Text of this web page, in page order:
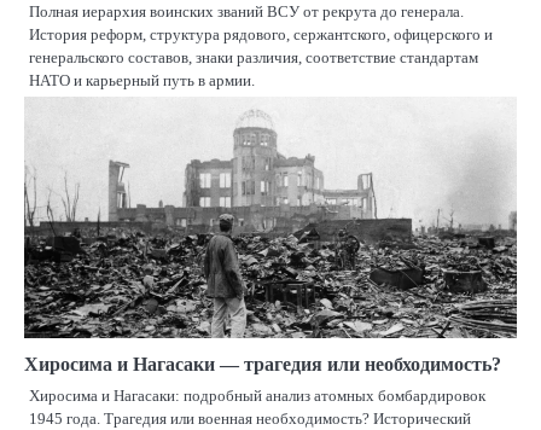
Полная иерархия воинских званий ВСУ от рекрута до генерала.
История реформ, структура рядового, сержантского, офицерского и
генеральского составов, знаки различия, соответствие стандартам
НАТО и карьерный путь в армии.
Хиросима и Нагасаки — трагедия или необходимость?
Хиросима и Нагасаки: подробный анализ атомных бомбардировок
1945 года. Трагедия или военная необходимость? Исторический